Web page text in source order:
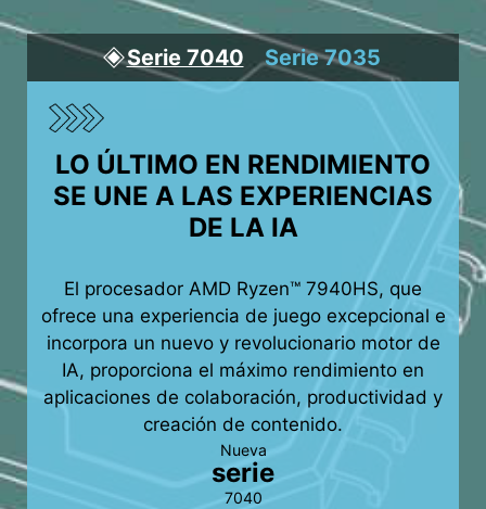
Serie 7040 Serie 7035
LO ÚLTIMO EN RENDIMIENTO
SE UNE A LAS EXPERIENCIAS
DE LA IA
El procesador AMD Ryzen™ 7940HS, que
ofrece una experiencia de juego excepcional e
incorpora un nuevo y revolucionario motor de
IA, proporciona el máximo rendimiento en
aplicaciones de colaboración, productividad y
creación de contenido.
Nueva
serie
7040